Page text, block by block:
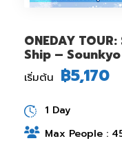
ONEDAY
Ship –
เริ่มต้น ฿5,170
1 Day
Max People :